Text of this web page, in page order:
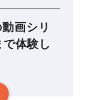
画シリ
体験し